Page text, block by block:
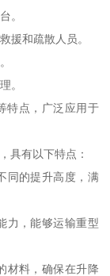
。
援和疏散人员。
。
特点，广泛应用于
具有以下特点：
同的提升高度，满
力，能够运输重型
材料，确保在升降